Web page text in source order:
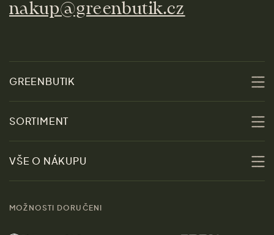
nakup@greenbutik.cz
GREENBUTIK
Udržitelnost
Obchody
SORTIMENT
Slevy
Ženy
Muži
VŠE O NÁKUPU
MOŽNOSTI DORUČENI